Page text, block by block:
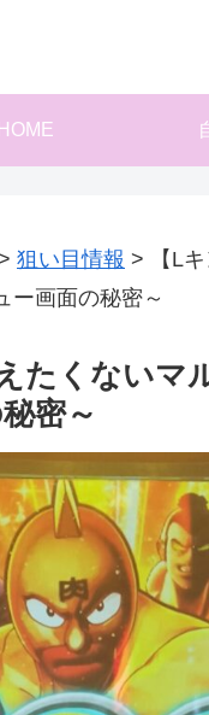
HOME
> 狙い目情報 >
【L
ー画面の秘密～
たくないマ
密～